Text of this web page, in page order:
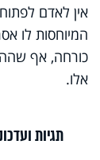
אין לאדם
המיוחסות לו
כורחה, אף
אלו.
תגיות